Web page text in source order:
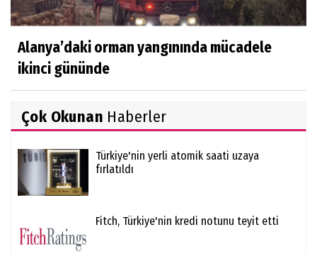
Alanya’daki orman yangınında mücadele
ikinci gününde
Çok Okunan Haberler
Türkiye'nin yerli atomik saati uzaya
fırlatıldı
Fitch, Türkiye'nin kredi notunu teyit etti